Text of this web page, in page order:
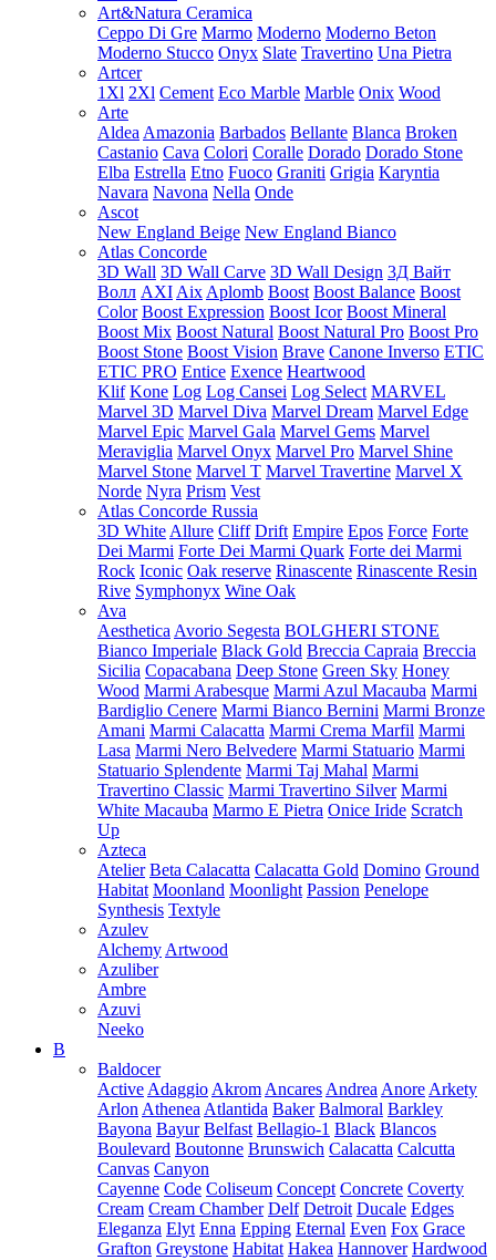
Art&Natura Ceramica
Ceppo Di Gre Marmo Moderno Moderno Beton
Moderno Stucco Onyx Slate Travertino Una Pietra
Artcer
1Xl 2Xl Cement Eco Marble Marble Onix Wood
Arte
Aldea Amazonia Barbados Bellante Blanca Broken
Castanio Cava Colori Coralle Dorado Dorado Stone
Elba Estrella Etno Fuoco Graniti Grigia Karyntia
Navara Navona Nella Onde
Ascot
New England Beige New England Bianco
Atlas Concorde
3D Wall 3D Wall Carve 3D Wall Design 3Д Вайт
Волл AXI Aix Aplomb Boost Boost Balance Boost
Color Boost Expression Boost Icor Boost Mineral
Boost Mix Boost Natural Boost Natural Pro Boost Pro
Boost Stone Boost Vision Brave Canone Inverso ETIC
ETIC PRO Entice Exence Heartwood
Klif Kone Log Log Cansei Log Select MARVEL
Marvel 3D Marvel Diva Marvel Dream Marvel Edge
Marvel Epic Marvel Gala Marvel Gems Marvel
Meraviglia Marvel Onyx Marvel Pro Marvel Shine
Marvel Stone Marvel T Marvel Travertine Marvel X
Norde Nyra Prism Vest
Atlas Concorde Russia
3D White Allure Cliff Drift Empire Epos Force Forte
Dei Marmi Forte Dei Marmi Quark Forte dei Marmi
Rock Iconic Oak reserve Rinascente Rinascente Resin
Rive Symphonyx Wine Oak
Ava
Aesthetica Avorio Segesta BOLGHERI STONE
Bianco Imperiale Black Gold Breccia Capraia Breccia
Sicilia Copacabana Deep Stone Green Sky Honey
Wood Marmi Arabesque Marmi Azul Macauba Marmi
Bardiglio Cenere Marmi Bianco Bernini Marmi Bronze
Amani Marmi Calacatta Marmi Crema Marfil Marmi
Lasa Marmi Nero Belvedere Marmi Statuario Marmi
Statuario Splendente Marmi Taj Mahal Marmi
Travertino Classic Marmi Travertino Silver Marmi
White Macauba Marmo E Pietra Onice Iride Scratch
Up
Azteca
Atelier Beta Calacatta Calacatta Gold Domino Ground
Habitat Moonland Moonlight Passion Penelope
Synthesis Textyle
Azulev
Alchemy Artwood
Azuliber
Ambre
Azuvi
Neeko
B
Baldocer
Active Adaggio Akrom Ancares Andrea Anore Arkety
Arlon Athenea Atlantida Baker Balmoral Barkley
Bayona Bayur Belfast Bellagio-1 Black Blancos
Boulevard Boutonne Brunswich Calacatta Calcutta
Canvas Canyon
Cayenne Code Coliseum Concept Concrete Coverty
Cream Cream Chamber Delf Detroit Ducale Edges
Eleganza Elyt Enna Epping Eternal Even Fox Grace
Grafton Greystone Habitat Hakea Hannover Hardwood